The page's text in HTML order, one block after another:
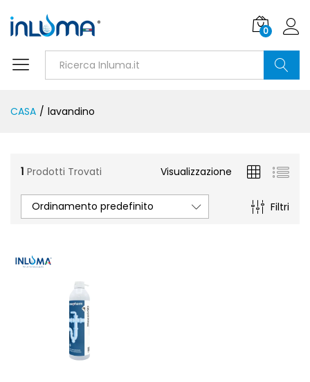
0
CASA / lavandino
1 Prodotti Trovati Visualizzazione
Filtri
Ordinamento predefinito